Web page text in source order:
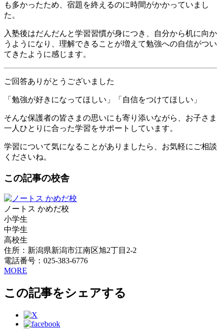
も多かったため、宿題を終えるのに時間がかかっていまし
た。
入塾後はだんだんと学習習慣が身につき、自分から机に向か
うようになり、理解できることが増えて勉強への自信がつい
てきたように感じます。
ご回答ありがとうございました
「勉強が好きになってほしい」「自信をつけてほしい」
そんな保護者の皆さまの思いにも寄り添いながら、お子さま
一人ひとりに合った学習をサポートしています。
学習について気になることがありましたら、お気軽にご相談
くださいね。
この記事の校舎
ノートス かめだ校
小学生
中学生
高校生
住所：新潟県新潟市江南区旭2丁目2-2
電話番号：025-383-6776
MORE
この記事をシェアする